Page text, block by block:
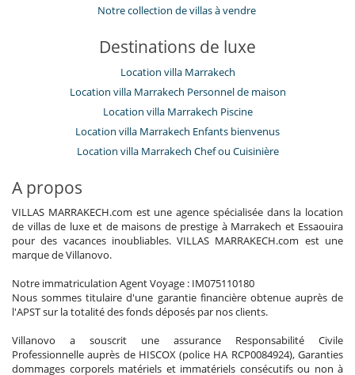
Notre collection de villas à vendre
Destinations de luxe
Location villa Marrakech
Location villa Marrakech Personnel de maison
Location villa Marrakech Piscine
Location villa Marrakech Enfants bienvenus
Location villa Marrakech Chef ou Cuisinière
A propos
VILLAS MARRAKECH.com est une agence spécialisée dans la location
de villas de luxe et de maisons de prestige à Marrakech et Essaouira
pour des vacances inoubliables. VILLAS MARRAKECH.com est une
marque de Villanovo.
Notre immatriculation Agent Voyage : IM075110180
Nous sommes titulaire d'une garantie financière obtenue auprès de
l'APST sur la totalité des fonds déposés par nos clients.
Villanovo a souscrit une assurance Responsabilité Civile
Professionnelle auprès de HISCOX (police HA RCP0084924), Garanties
dommages corporels matériels et immatériels consécutifs ou non à